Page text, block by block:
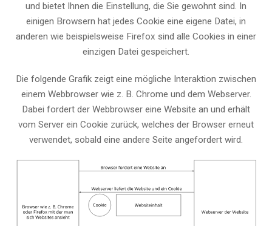
und bietet Ihnen die Einstellung, die Sie gewohnt sind. In
einigen Browsern hat jedes Cookie eine eigene Datei, in
anderen wie beispielsweise Firefox sind alle Cookies in einer
einzigen Datei gespeichert.
Die folgende Grafik zeigt eine mögliche Interaktion zwischen
einem Webbrowser wie z. B. Chrome und dem Webserver.
Dabei fordert der Webbrowser eine Website an und erhält
vom Server ein Cookie zurück, welches der Browser erneut
verwendet, sobald eine andere Seite angefordert wird.